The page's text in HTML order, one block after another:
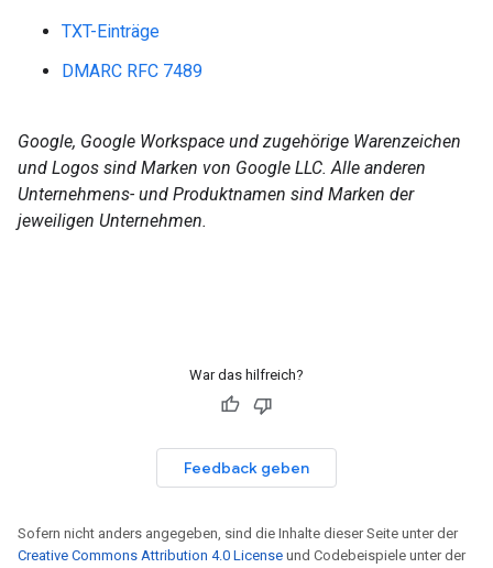
TXT-Einträge
DMARC RFC 7489
Google, Google Workspace und zugehörige Warenzeichen
und Logos sind Marken von Google LLC. Alle anderen
Unternehmens- und Produktnamen sind Marken der
jeweiligen Unternehmen.
War das hilfreich?
Feedback geben
Sofern nicht anders angegeben, sind die Inhalte dieser Seite unter der
Creative Commons Attribution 4.0 License und Codebeispiele unter der